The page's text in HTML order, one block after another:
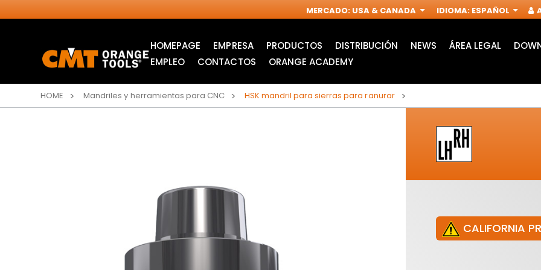
MERCADO: USA & CANADA IDIOMA: ESPAÑOL
HOMEPAGE EMPRESA PRODUCTOS
ITK XPLUS SAW
ACCESORIOS PARA
DISTRIBUCIÓN NEWS ÁREA LEGAL
EMPLEO
CONTACTOS ORANGE ACADEMY
HOME Mandriles y herramientas para CNC HSK mandril para sierras para ranurar
CALIFORNIA